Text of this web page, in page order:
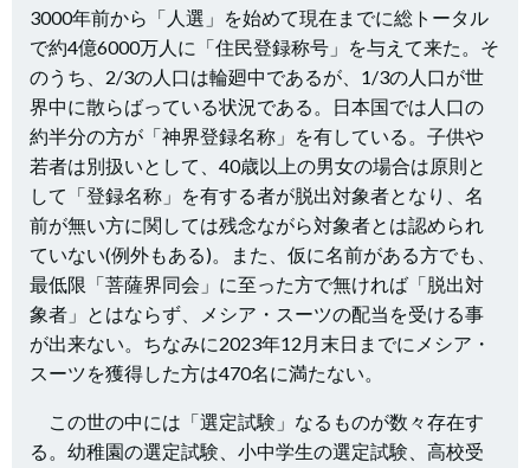
3000年前から「人選」を始めて現在までに総トータル
で約4億6000万人に「住民登録称号」を与えて来た。そ
のうち、2/3の人口は輪廻中であるが、1/3の人口が世
界中に散らばっている状況である。日本国では人口の
約半分の方が「神界登録名称」を有している。子供や
若者は別扱いとして、40歳以上の男女の場合は原則と
して「登録名称」を有する者が脱出対象者となり、名
前が無い方に関しては残念ながら対象者とは認められ
ていない(例外もある)。また、仮に名前がある方でも、
最低限「菩薩界同会」に至った方で無ければ「脱出対
象者」とはならず、メシア・スーツの配当を受ける事
が出来ない。ちなみに2023年12月末日までにメシア・
スーツを獲得した方は470名に満たない。
この世の中には「選定試験」なるものが数々存在す
る。幼稚園の選定試験、小中学生の選定試験、高校受